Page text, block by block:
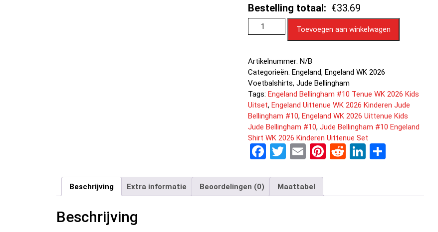
Bestelling totaal: €33.69
Toevoegen aan winkelwagen
Artikelnummer: N/B
Categorieën: Engeland, Engeland WK 2026
Voetbalshirts, Jude Bellingham
Tags: Engeland Bellingham #10 Tenue WK 2026 Kids
Uitset, Engeland Uittenue WK 2026 Kinderen Jude
Bellingham #10, Engeland WK 2026 Uittenue Kids
Jude Bellingham #10, Jude Bellingham #10 Engeland
Shirt WK 2026 Kinderen Uittenue Set
F
ce
b
T
tt
er
E
ail
Pi
es
R
di
Li
dI
D
n
Beschrijving Extra informatie Beoordelingen (0) Maattabel
Beschrijving